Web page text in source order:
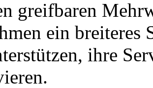
greifbaren
ein breiteres
ihre